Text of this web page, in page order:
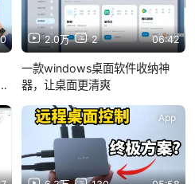
2.0万 2 06:42
一款windows桌面软件收纳神
器，让桌面更清爽
App